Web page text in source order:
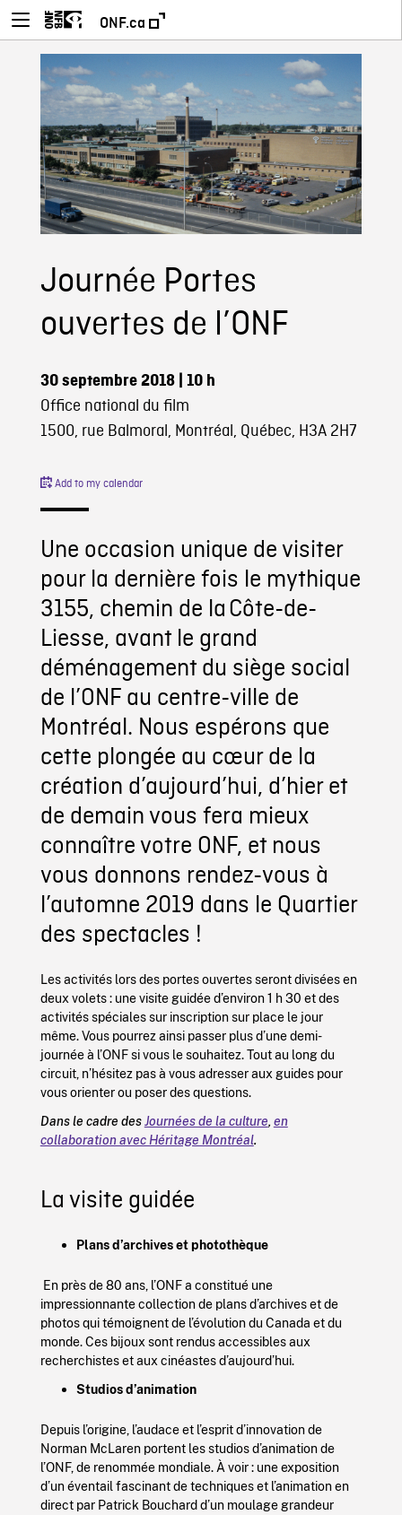
ONF.ca
Journée Portes
ouvertes de l’ONF
30 septembre 2018| 10 h
Office national du film
1500, rue Balmoral, Montréal, Québec, H3A 2H7
Add to my calendar
Une occasion unique de visiter
pour la dernière fois le mythique
3155, chemin de la Côte-de-
Liesse, avant le grand
déménagement du siège social
de l’ONF au centre-ville de
Montréal. Nous espérons que
cette plongée au cœur de la
création d’aujourd’hui, d’hier et
de demain vous fera mieux
connaître votre ONF, et nous
vous donnons rendez-vous à
l’automne 2019 dans le Quartier
des spectacles !
Les activités lors des portes ouvertes seront divisées en
deux volets : une visite guidée d’environ 1 h 30 et des
activités spéciales sur inscription sur place le jour
même. Vous pourrez ainsi passer plus d’une demi-
journée à l’ONF si vous le souhaitez. Tout au long du
circuit, n’hésitez pas à vous adresser aux guides pour
vous orienter ou poser des questions.
Dans le cadre desJournées de la culture, en
collaboration avec Héritage Montréal.
La visite guidée
Plans d’archives et photothèque
En près de 80 ans, l’ONF a constitué une
impressionnante collection de plans d’archives et de
photos qui témoignent de l’évolution du Canada et du
monde. Ces bijoux sont rendus accessibles aux
recherchistes et aux cinéastes d’aujourd’hui.
Studios d’animation
Depuis l’origine, l’audace et l’esprit d’innovation de
Norman McLaren portent les studios d’animation de
l’ONF, de renommée mondiale. À voir : une exposition
d’un éventail fascinant de techniques et l’animation en
direct par Patrick Bouchard d’un moulage grandeur